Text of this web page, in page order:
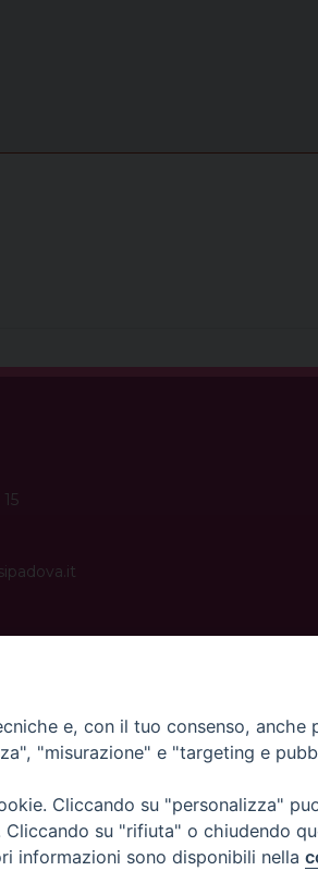
e, con il tuo consenso, anche
"misurazione" e "targeting e
Cliccando su "personalizza"
su "rifiuta" o chiudendo
informazioni sono disponibili nella